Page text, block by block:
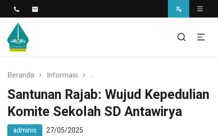
SD Antawirya
Islamic Javanese School
Beranda Informasi Santunan Rajab: Wujud Kepedulian
Santunan Rajab: Wujud Kepedulian
Komite Sekolah SD Antawirya
adminis 27/05/2025